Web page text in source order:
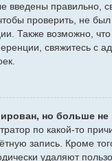
введены правильно,
проверить, не
Также возможно,
свяжитесь с
но больше не
по какой-то
запись. Кроме
удаляют